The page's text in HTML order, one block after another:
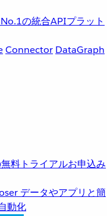
の統合APIプラット
Connector DataGraph
料トライアルお申込み
データやアプリと簡
動化